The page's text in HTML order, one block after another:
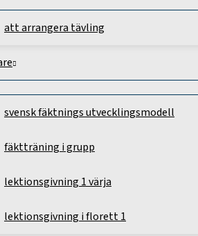
att arrangera tävling
svensk fäktnings utvecklingsmodell
fäktträning i grupp
lektionsgivning 1 värja
lektionsgivning i florett 1